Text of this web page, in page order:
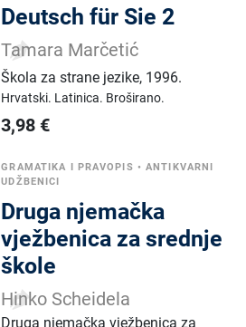
Deutsch für Sie 2
Tamara Marčetić
Škola za strane jezike, 1996.
Hrvatski. Latinica. Broširano.
3,98 €
GRAMATIKA I PRAVOPIS •ANTIKVARNI
UDŽBENICI
Druga njemačka
vježbenica za srednje
škole
Hinko Scheidela
Druga njemačka vježbenica za